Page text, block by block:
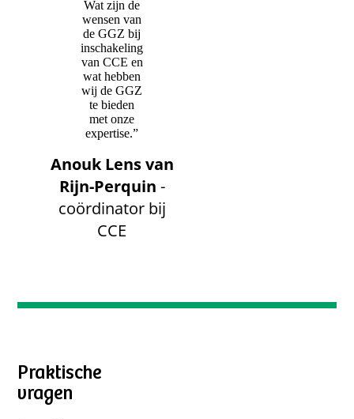
Wat zijn de
wensen van
de GGZ bij
inschakeling
van CCE en
wat hebben
wij de GGZ
te bieden
met onze
expertise.”
Anouk Lens van
Rijn-Perquin -
coördinator bij
CCE
Praktische
vragen